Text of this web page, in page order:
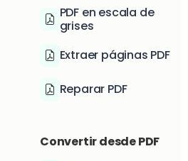
PDF en escala de
grises
Extraer páginas PDF
Reparar PDF
Convertir desde PDF